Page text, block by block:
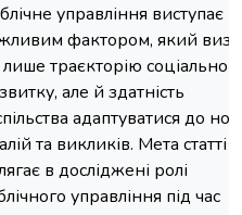
управління виступає
фактором, який
траєкторію
але й здатність
адаптуватися до
та викликів. Мета статті
в досліджені ролі
управління під час